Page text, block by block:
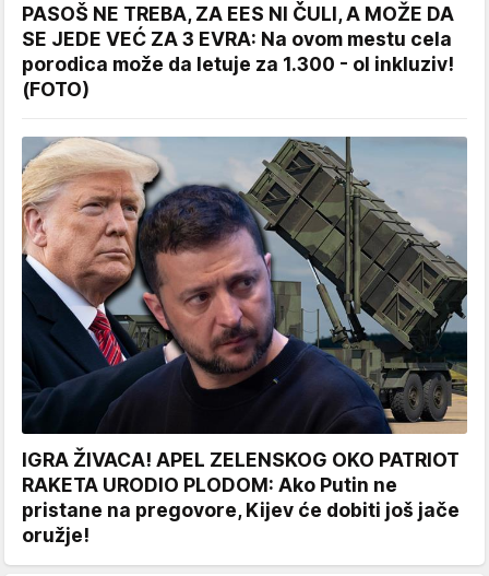
PASOŠ NE TREBA, ZA EES NI ČULI, A MOŽE DA
SE JEDE VEĆ ZA 3 EVRA: Na ovom mestu cela
porodica može da letuje za 1.300 - ol inkluziv!
(FOTO)
IGRA ŽIVACA! APEL ZELENSKOG OKO PATRIOT
RAKETA URODIO PLODOM: Ako Putin ne
pristane na pregovore, Kijev će dobiti još jače
oružje!